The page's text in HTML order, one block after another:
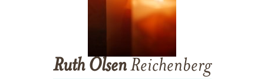
Ruth OlsenReichenberg